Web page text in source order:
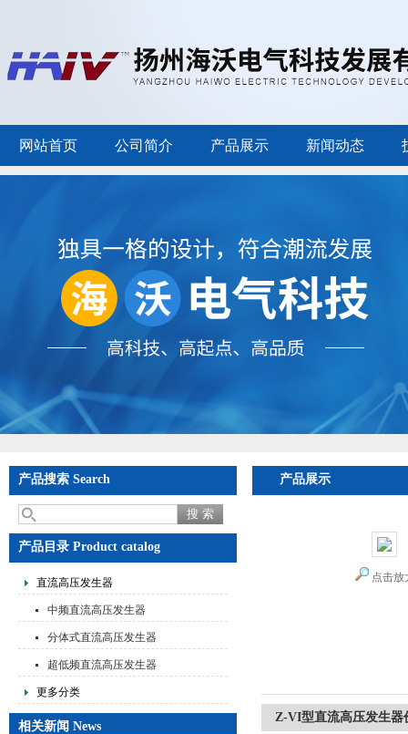
网站首页 公司简介 产品展示 新闻动态
产品搜索 Search
产品目录 Product catalog
直流高压发生器
中频直流高压发生器
分体式直流高压发生器
超低频直流高压发生器
更多分类
相关新闻 News
产品展示
点击放
Z-VI型直流高压发生器